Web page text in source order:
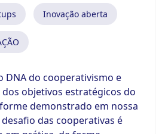
Inovação aberta
DNA do cooperativismo e
objetivos estratégicos do
demonstrado em nossa
das cooperativas é